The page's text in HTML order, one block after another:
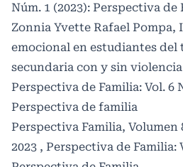
Núm. 1 (2023): Perspectiva de
Zonnia Yvette Rafael Pompa,
emocional en estudiantes del
secundaria con y sin
Perspectiva de Familia: Vol. 6
Perspectiva de familia
Perspectiva Familia, Volumen
2023 , Perspectiva de Familia: